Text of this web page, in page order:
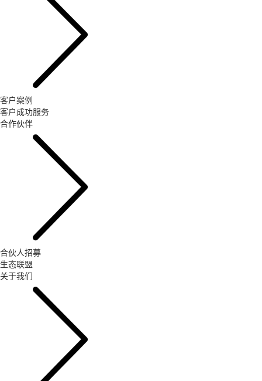
客户案例
客户成功服务
合作伙伴
合伙人招募
生态联盟
关于我们